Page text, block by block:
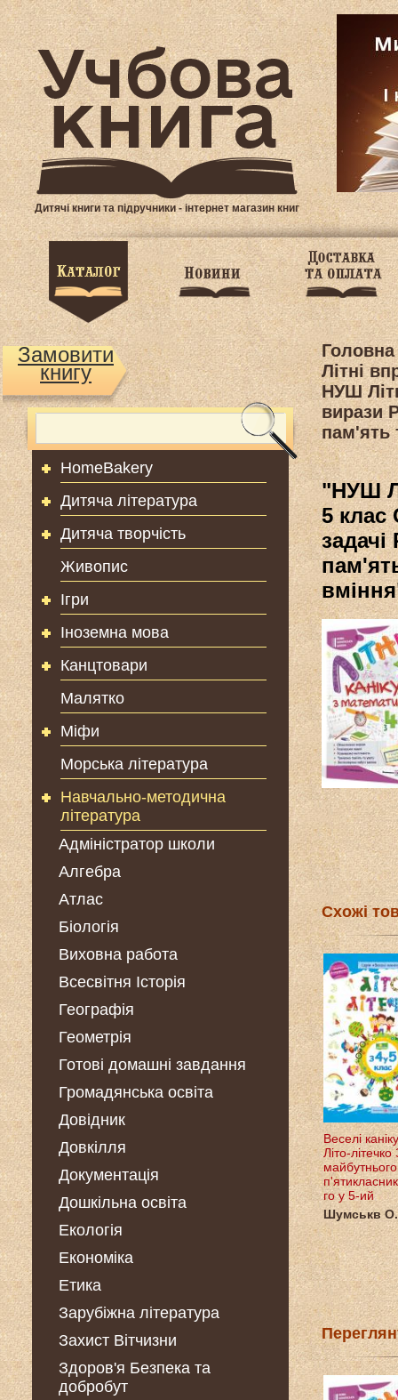
Дитячі книги та підручники - інтернет магазин книг
Замовити
книгу
HomeBakery
Дитяча література
Дитяча творчість
Живопис
Ігри
Іноземна мова
Канцтовари
Малятко
Міфи
Морська література
Навчально-методична
література
Адміністратор школи
Алгебра
Атлас
Біологія
Виховна работа
Всесвітня Історія
Географія
Геометрія
Готові домашні завдання
Громадянська освіта
Довідник
Довкілля
Документація
Дошкільна освіта
Екологія
Економіка
Етика
Зарубіжна література
Захист Вітчизни
Здоров'я Безпека та
добробут
Головна
Літні
НУШ
вирази
пам'ять
"НУШ
5 клас
Схожі
Веселі
Літо-
майбутнього
го у 5-ий
Шумськв